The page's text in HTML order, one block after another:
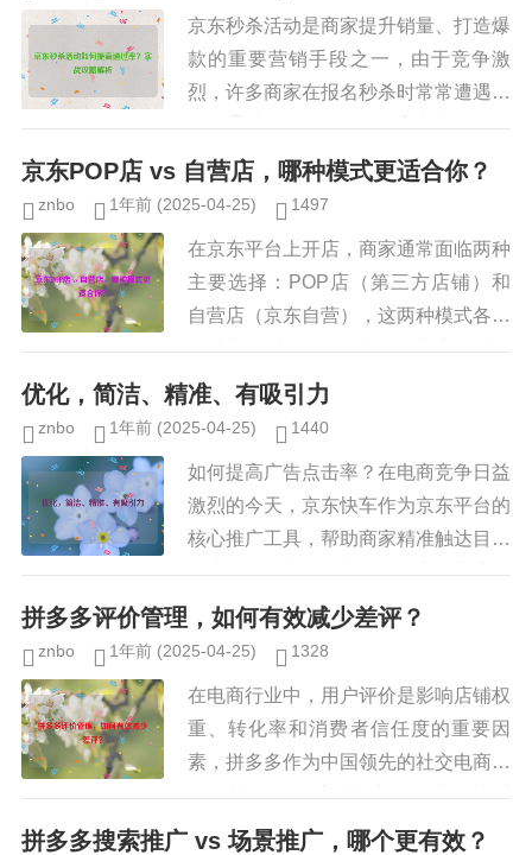
京东秒杀活动是商家提升销量、打造爆
款的重要营销手段之一，由于竞争激
烈，许多商家在报名秒杀时常常遭遇审
核不通过的情况，如何提高京东秒杀活
动的通过率？本文将从报名条件、商品
京东POP店 vs 自营店，哪种模式更适合你？
znbo 1年前 (2025-04-25) 1497
在京东平台上开店，商家通常面临两种
主要选择：POP店（第三方店铺）和
自营店（京东自营），这两种模式各有
优缺点，适用于不同类型的商家，对于
想要入驻京东的商家来说，哪种模式更
优化，简洁、精准、有吸引力
znbo 1年前 (2025-04-25) 1440
如何提高广告点击率？在电商竞争日益
激烈的今天，京东快车作为京东平台的
核心推广工具，帮助商家精准触达目标
用户，提升商品曝光和转化率，广告投
放的效果很大程度上取决于点击率（C
拼多多评价管理，如何有效减少差评？
znbo 1年前 (2025-04-25) 1328
在电商行业中，用户评价是影响店铺权
重、转化率和消费者信任度的重要因
素，拼多多作为中国领先的社交电商平
台，其评价体系对商家的运营至关重
要，差评不仅会降低商品的排名，还可
拼多多搜索推广 vs 场景推广，哪个更有效？